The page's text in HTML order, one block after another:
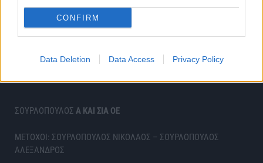
CONFIRM
Data Deletion Data Access Privacy Policy
ΣΟΥΡΛΟΠΟΥΛΟΣ Α ΚΑΙ ΣΙΑ ΟΕ
ΜΕΤΟΧΟΙ: ΣΟΥΡΛΟΠΟΥΛΟΣ ΝΙΚΟΛΑΟΣ – ΣΟΥΡΛΟΠΟΥΛΟΣ
ΑΛΕΞΑΝΔΡΟΣ